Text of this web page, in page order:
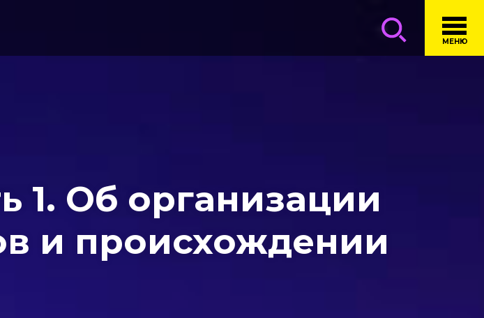
МЕНЮ
1. Об организации
и происхождении